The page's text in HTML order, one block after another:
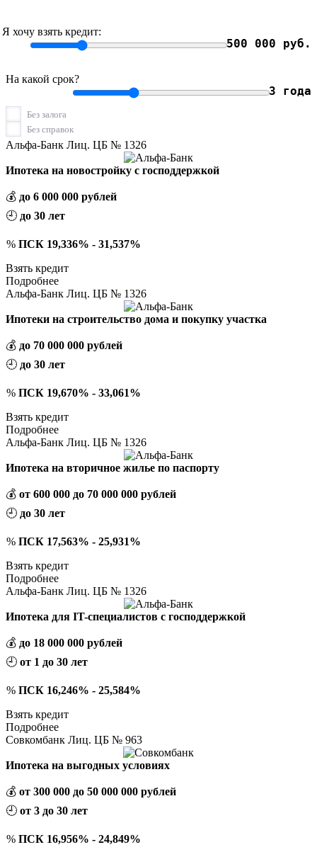
Я хочу взять кредит:
500 000 руб.
На какой срок?
3 года
Без залога
Без справок
Альфа-Банк Лиц. ЦБ № 1326
Ипотека на новостройку с господдержкой
💰 до 6 000 000 рублей
🕘 до 30 лет
% ПСК 19,336% - 31,537%
Взять кредит
Подробнее
Альфа-Банк Лиц. ЦБ № 1326
Ипотеки на строительство дома и покупку участка
💰 до 70 000 000 рублей
🕘 до 30 лет
% ПСК 19,670% - 33,061%
Взять кредит
Подробнее
Альфа-Банк Лиц. ЦБ № 1326
Ипотека на вторичное жилье по паспорту
💰 от 600 000 до 70 000 000 рублей
🕘 до 30 лет
% ПСК 17,563% - 25,931%
Взять кредит
Подробнее
Альфа-Банк Лиц. ЦБ № 1326
Ипотека для IT-специалистов с господдержкой
💰 до 18 000 000 рублей
🕘 от 1 до 30 лет
% ПСК 16,246% - 25,584%
Взять кредит
Подробнее
Совкомбанк Лиц. ЦБ № 963
Ипотека на выгодных условиях
💰 от 300 000 до 50 000 000 рублей
🕘 от 3 до 30 лет
% ПСК 16,956% - 24,849%